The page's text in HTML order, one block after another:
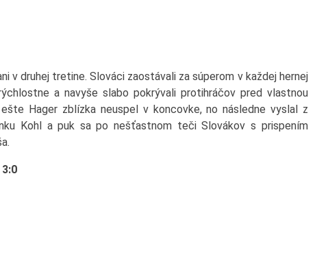
v druhej tretine. Slováci zaostávali za súperom v každej hernej
a navyše slabo pokrývali protihráčov pred vlastnou
Hager zblízka neuspel v koncovke, no následne vyslal z
Kohl a puk sa po nešťastnom teči Slovákov s prispením